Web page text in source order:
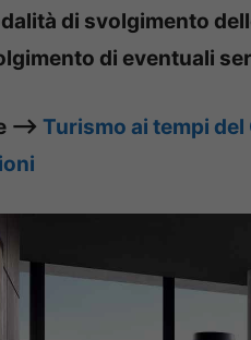
di svolgimento
di eventuali
–> Turismo ai tempi